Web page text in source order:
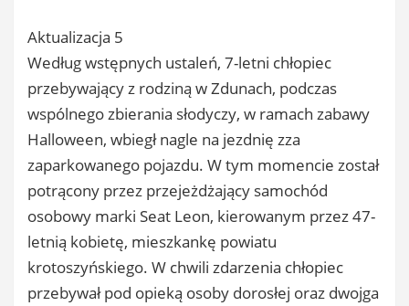
Aktualizacja 5
Według wstępnych ustaleń, 7-letni chłopiec
przebywający z rodziną w Zdunach, podczas
wspólnego zbierania słodyczy, w ramach zabawy
Halloween, wbiegł nagle na jezdnię zza
zaparkowanego pojazdu. W tym momencie został
potrącony przez przejeżdżający samochód
osobowy marki Seat Leon, kierowanym przez 47-
letnią kobietę, mieszkankę powiatu
krotoszyńskiego. W chwili zdarzenia chłopiec
przebywał pod opieką osoby dorosłej oraz dwojga